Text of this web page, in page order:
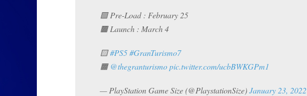
🟩 Pre-Load : February 25
🟫 Launch : March 4
🟨#PS5#GranTurismo7
🟧 @thegranturismopic.twitter.com/ucbBWKGPm1
— PlayStation Game Size (@PlaystationSize)January 23, 2022